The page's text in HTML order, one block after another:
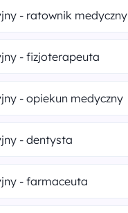
- ratownik medyczny
- fizjoterapeuta
- opiekun medyczny
- dentysta
- farmaceuta